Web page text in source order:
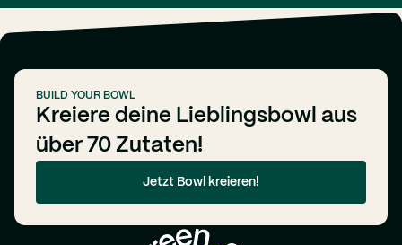
BUILD YOUR BOWL
Kreiere deine Lieblingsbowl aus
über 70 Zutaten!
Jetzt Bowl kreieren!